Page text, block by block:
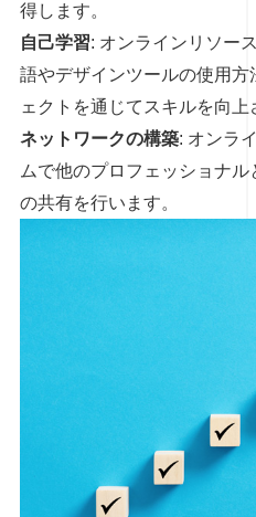
得します。
自己学習: オンラインリソー
語やデザインツールの使用
ェクトを通じてスキルを向上
ネットワークの構築: オンラ
ムで他のプロフェッショナ
の共有を行います。